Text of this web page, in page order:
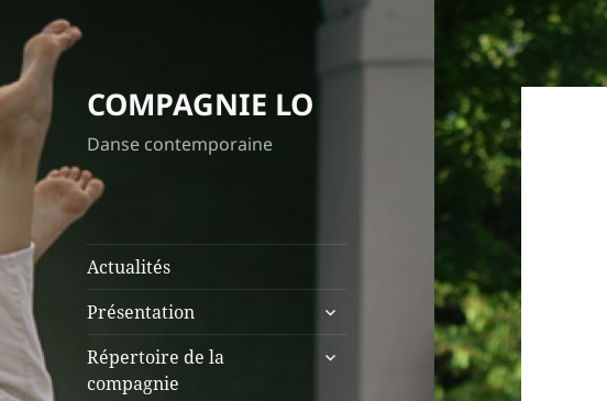
COMPAGNIE LO
Danse contemporaine
Actualités
Présentation
ouvrir
le
sous-
Répertoire de la
compagnie
ouvrir